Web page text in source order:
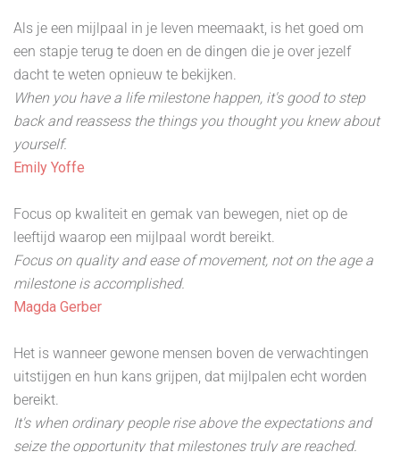
Als je een mijlpaal in je leven meemaakt, is het goed om
een stapje terug te doen en de dingen die je over jezelf
dacht te weten opnieuw te bekijken.
When you have a life milestone happen, it's good to step
back and reassess the things you thought you knew about
yourself.
Emily Yoffe
Focus op kwaliteit en gemak van bewegen, niet op de
leeftijd waarop een mijlpaal wordt bereikt.
Focus on quality and ease of movement, not on the age a
milestone is accomplished.
Magda Gerber
Het is wanneer gewone mensen boven de verwachtingen
uitstijgen en hun kans grijpen, dat mijlpalen echt worden
bereikt.
It's when ordinary people rise above the expectations and
seize the opportunity that milestones truly are reached.